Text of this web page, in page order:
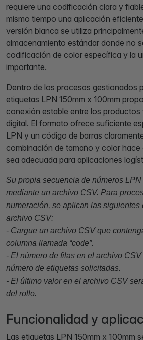
requiere una codificación clara y
mismo tiempo una aplicación
versión blanca se utiliza
almacenamiento estándar donde no
codificación de color específica y la
importante.
Dentro de los procesos gestionados
etiquetas LPN 150mm x 100mm
conexión estable entre los productos
digital. El formato ofrece suficiente
LPN y un código de barras
combinación de tamaño y color hace
sea adecuada para aplicaciones
Su propia secuencia de números
mediante un archivo CSV. Para
numeración, se aplican las siguientes
archivo CSV:
- Cargue un archivo CSV que
columna llamada “code”.
- El número de filas en el archivo
número de etiquetas solicitadas.
- El último valor en el archivo CSV
del rollo.
Funcionalidad y
Las etiquetas LPN 150mm x 100mm